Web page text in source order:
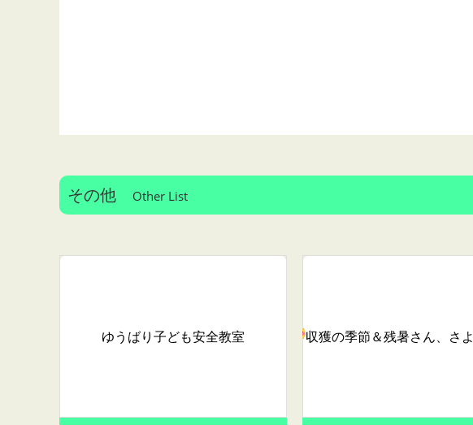
その他 Other List
ゆうばり子ども安全教室 収獲の季節＆残暑さん、さ